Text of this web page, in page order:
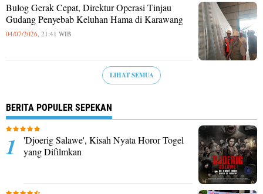
Bulog Gerak Cepat, Direktur Operasi Tinjau
Gudang Penyebab Keluhan Hama di Karawang
04/07/2026, 21:41 WIB
LIHAT SEMUA
BERITA POPULER SEPEKAN
'Djoerig Salawe', Kisah Nyata Horor Togel
yang Difilmkan